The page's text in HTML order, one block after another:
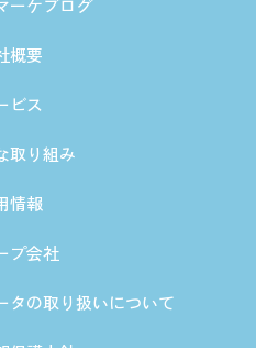
ーケブログ
概要
ビス
取り組み
情報
プ会社
タの取り扱いについて